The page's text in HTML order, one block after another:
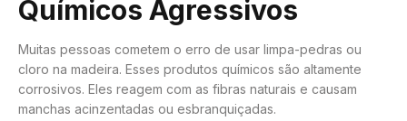
Químicos Agressivos
Muitas pessoas cometem o erro de usar limpa-pedras ou
cloro na madeira. Esses produtos químicos são altamente
corrosivos. Eles reagem com as fibras naturais e causam
manchas acinzentadas ou esbranquiçadas.